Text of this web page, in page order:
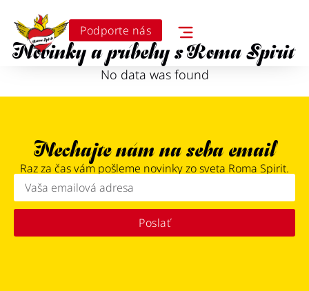
Podporte nás
Novinky a príbehy s Roma Spirit
No data was found
Nechajte nám na seba email
Raz za čas vám pošleme novinky zo sveta Roma Spirit.
Poslať